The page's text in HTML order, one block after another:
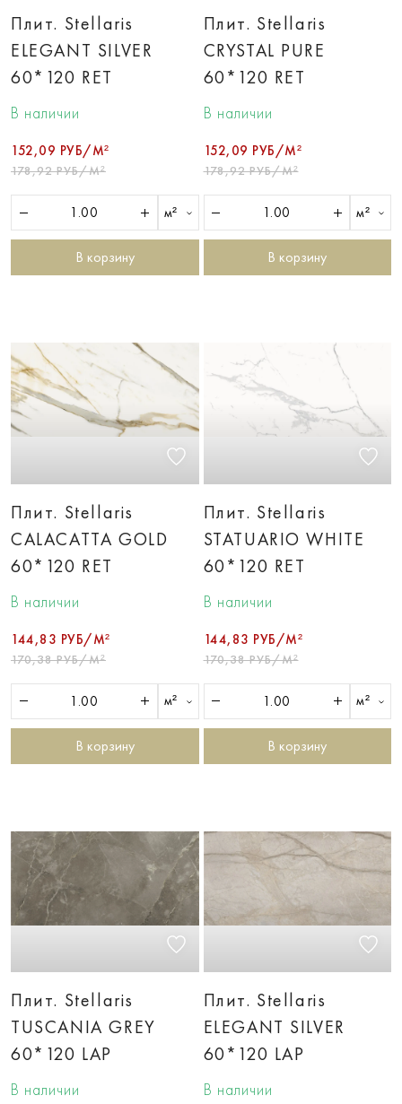
Плит. Stellaris
ELEGANT SILVER
60*120 RET
В наличии
152,09 РУБ/М²
178,92 РУБ/М²
м²
В корзину
Плит. Stellaris
CRYSTAL PURE
60*120 RET
В наличии
152,09 РУБ/М²
178,92 РУБ/М²
м²
В корзину
Плит. Stellaris
CALACATTA GOLD
60*120 RET
В наличии
144,83 РУБ/М²
170,38 РУБ/М²
м²
В корзину
Плит. Stellaris
STATUARIO WHITE
60*120 RET
В наличии
144,83 РУБ/М²
170,38 РУБ/М²
м²
В корзину
Плит. Stellaris
TUSCANIA GREY
60*120 LAP
В наличии
Плит. Stellaris
ELEGANT SILVER
60*120 LAP
В наличии